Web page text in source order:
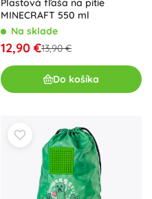
Plastová fľaša na pitie
MINECRAFT 550 ml
Na sklade
12,90 €13,90 €
Do košíka